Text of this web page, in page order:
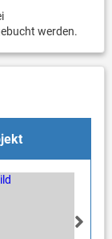
werden.